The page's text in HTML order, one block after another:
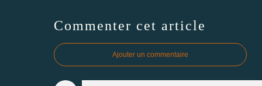
Commenter cet article
Ajouter un commentaire